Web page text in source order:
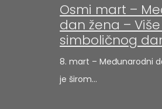
Osmi mart –
dan žena –
simboličnog
8. mart – Međunarodni
je širom…